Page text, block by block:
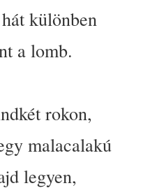
különben
a lomb.
rokon,
malacalakú
legyen,